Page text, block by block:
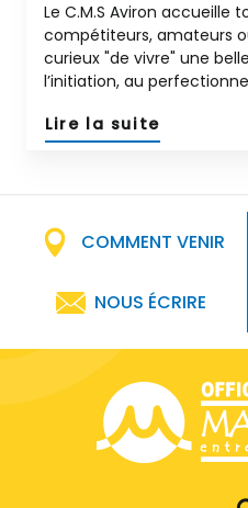
Le C.M.S Aviron accueille
compétiteurs, amateurs
curieux "de vivre" une
l’initiation, au
Lire la suite
COMMENT VENIR
NOUS ÉCRIRE